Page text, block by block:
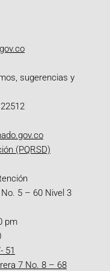
sugerencias y
(PQRSD)
5 – 60 Nivel 3
pm
51
7 No. 8 – 68